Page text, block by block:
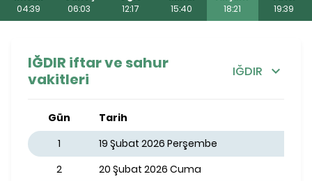
04:39
06:03
12:17
15:40
18:21
19:39
IĞDIR iftar ve sahur
vakitleri
IĞDIR
Gün Tarih
1
19 Şubat 2026 Perşembe
2
20 Şubat 2026 Cuma